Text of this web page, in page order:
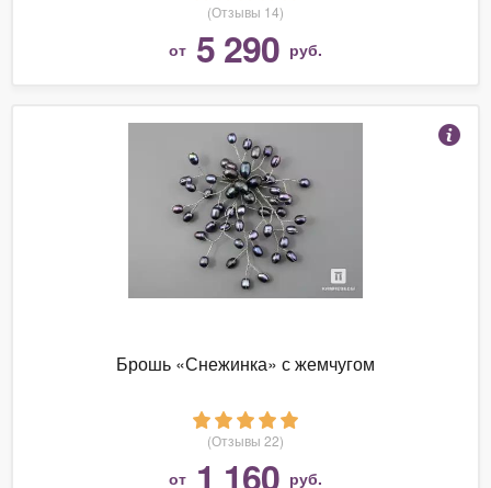
(Отзывы 14)
от 5 290 руб.
Брошь «Снежинка» с жемчугом
(Отзывы 22)
от 1 160 руб.